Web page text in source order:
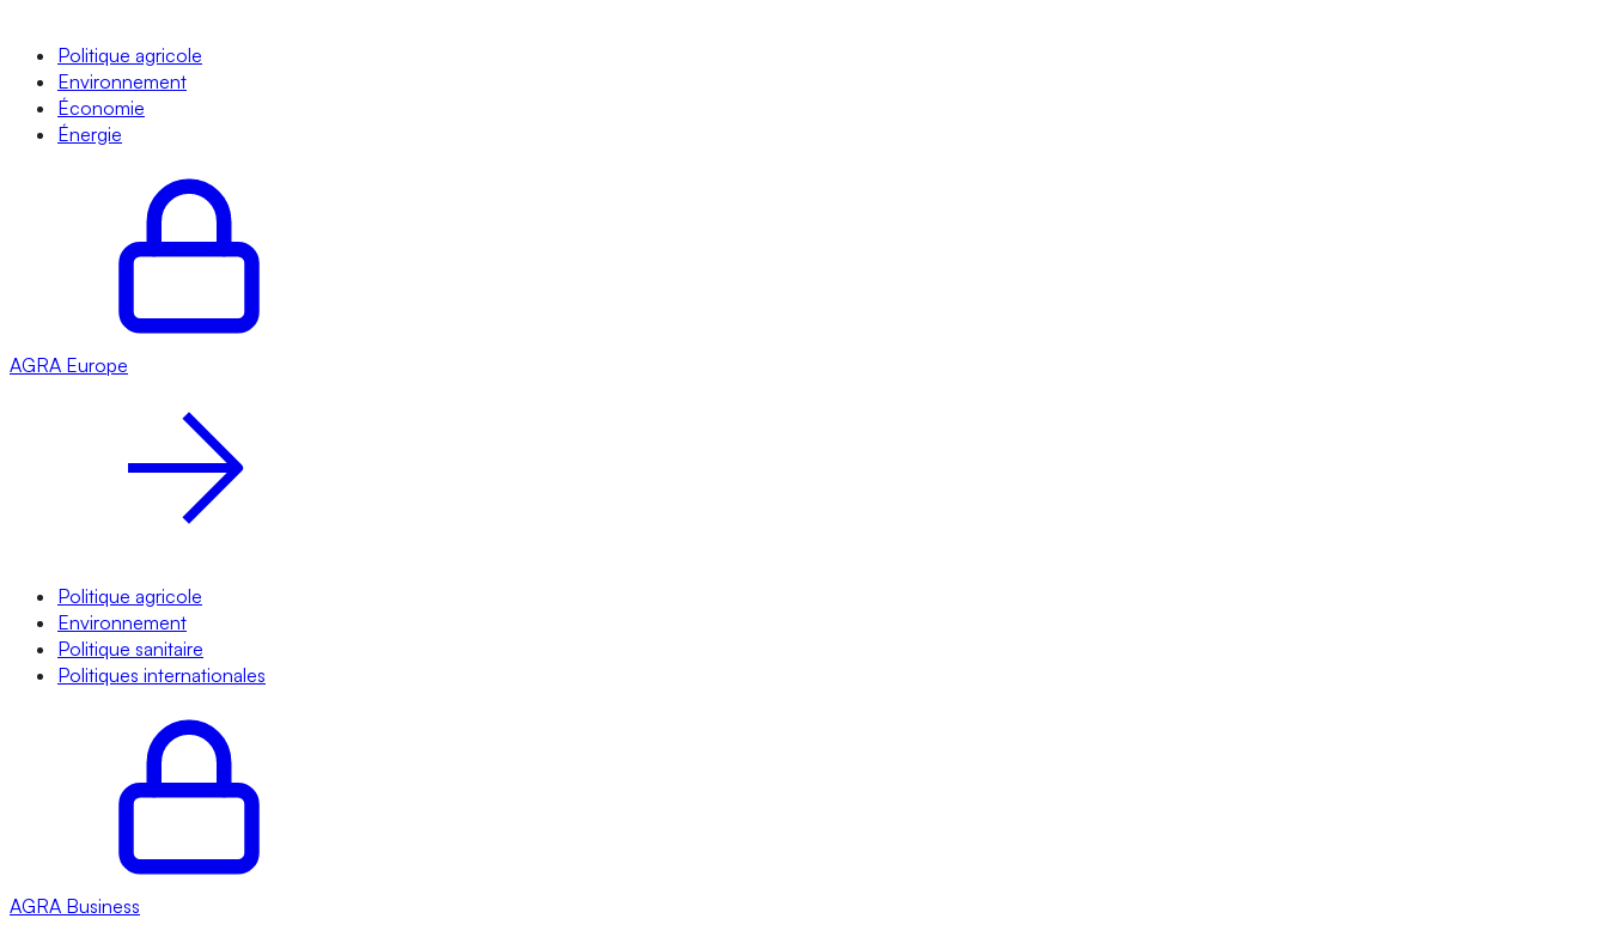
Politique agricole
Environnement
Économie
Énergie
AGRA Europe
Politique agricole
Environnement
Politique sanitaire
Politiques internationales
AGRA Business